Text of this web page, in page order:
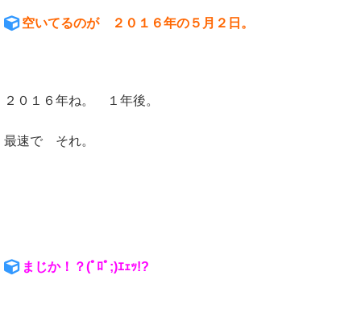
空いてるのが ２０１６年の５月２日。
２０１６年ね。 １年後。
最速で それ。
まじか！？(ﾟﾛﾟ;)ｴｪｯ!?